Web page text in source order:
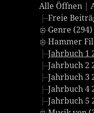
Alle Öffnen |
Freie
Genre (294)
Hammer
Jahrbuch 1
Jahrbuch 2
Jahrbuch 3
Jahrbuch 4
Jahrbuch 5